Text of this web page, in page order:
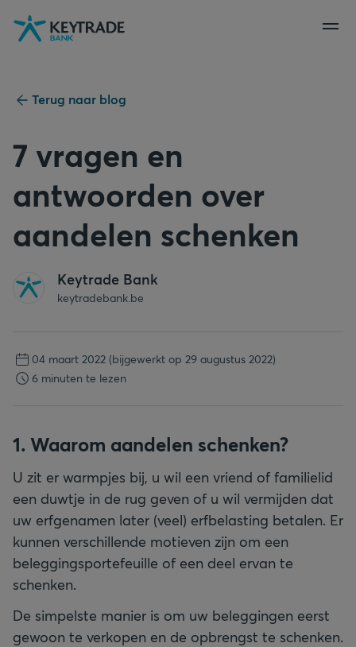
Naar
navigatie
Naar
aanmelden
Naar
inhoud
Terug naar blog
7 vragen en
antwoorden over
aandelen schenken
Keytrade Bank
keytradebank.be
04 maart 2022 (bijgewerkt op 29 augustus 2022)
6 minuten te lezen
1. Waarom aandelen schenken?
U zit er warmpjes bij, u wil een vriend of familielid
een duwtje in de rug geven of u wil vermijden dat
uw erfgenamen later (veel) erfbelasting betalen. Er
kunnen verschillende motieven zijn om een
beleggingsportefeuille of een deel ervan te
schenken.
De simpelste manier is om uw beleggingen eerst
gewoon te verkopen en de opbrengst te schenken.